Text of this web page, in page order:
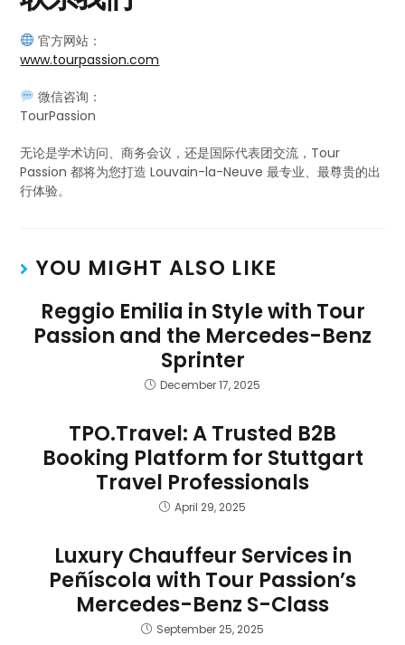
官方网站：
www.tourpassion.com
微信咨询：
TourPassion
无论是学术访问、商务会议，还是国际代表团交流，Tour
Passion 都将为您打造 Louvain-la-Neuve 最专业、最尊贵的出
行体验。
YOU MIGHT ALSO LIKE
Reggio Emilia in Style with Tour
Passion and the Mercedes-Benz
Sprinter
December 17, 2025
TPO.Travel: A Trusted B2B
Booking Platform for Stuttgart
Travel Professionals
April 29, 2025
Luxury Chauffeur Services in
Peñíscola with Tour Passion’s
Mercedes-Benz S-Class
September 25, 2025